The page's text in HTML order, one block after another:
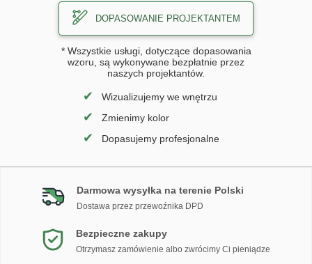
DOPASOWANIE PROJEKTANTEM
* Wszystkie usługi, dotyczące dopasowania
wzoru, są wykonywane bezpłatnie przez
naszych projektantów.
✔ Wizualizujemy we wnętrzu
✔ Zmienimy kolor
✔ Dopasujemy profesjonalne
Darmowa wysyłka na terenie Polski
Dostawa przez przewoźnika DPD
Bezpieczne zakupy
Otrzymasz zamówienie albo zwrócimy Ci pieniądze